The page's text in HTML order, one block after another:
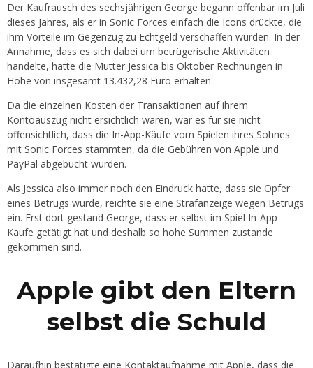
Der Kaufrausch des sechsjährigen George begann offenbar im Juli
dieses Jahres, als er in Sonic Forces einfach die Icons drückte, die
ihm Vorteile im Gegenzug zu Echtgeld verschaffen würden. In der
Annahme, dass es sich dabei um betrügerische Aktivitäten
handelte, hatte die Mutter Jessica bis Oktober Rechnungen in
Höhe von insgesamt 13.432,28 Euro erhalten.
Da die einzelnen Kosten der Transaktionen auf ihrem
Kontoauszug nicht ersichtlich waren, war es für sie nicht
offensichtlich, dass die In-App-Käufe vom Spielen ihres Sohnes
mit Sonic Forces stammten, da die Gebühren von Apple und
PayPal abgebucht wurden.
Als Jessica also immer noch den Eindruck hatte, dass sie Opfer
eines Betrugs wurde, reichte sie eine Strafanzeige wegen Betrugs
ein. Erst dort gestand George, dass er selbst im Spiel In-App-
Käufe getätigt hat und deshalb so hohe Summen zustande
gekommen sind.
Apple gibt den Eltern
selbst die Schuld
Daraufhin bestätigte eine Kontaktaufnahme mit Apple, dass die